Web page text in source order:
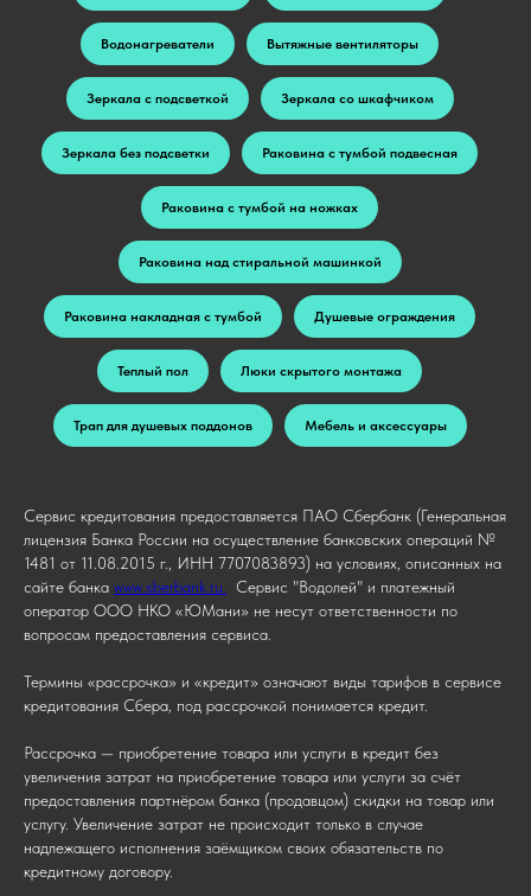
Водонагреватели Вытяжные вентиляторы
Зеркала с подсветкой Зеркала со шкафчиком
Зеркала без подсветки Раковина с тумбой подвесная
Раковина с тумбой на ножках
Раковина над стиральной машинкой
Раковина накладная с тумбой Душевые ограждения
Теплый пол Люки скрытого монтажа
Трап для душевых поддонов Мебель и аксессуары
Сервис кредитования предоставляется ПАО Сбербанк (Генеральная
лицензия Банка России на осуществление банковских операций №
1481 от 11.08.2015 г., ИНН 7707083893) на условиях, описанных на
сайте банка www.sberbank.ru.
Сервис "Водолей" и платежный
оператор ООО НКО «ЮМани» не несут ответственности по
вопросам предоставления сервиса.
Термины «рассрочка» и «кредит» означают виды тарифов в сервисе
кредитования Сбера, под рассрочкой понимается кредит.
Рассрочка — приобретение товара или услуги в кредит без
увеличения затрат на приобретение товара или услуги за счёт
предоставления партнёром банка (продавцом) скидки на товар или
услугу. Увеличение затрат не происходит только в случае
надлежащего исполнения заёмщиком своих обязательств по
кредитному договору.